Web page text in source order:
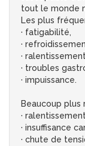
tout le monde
Les plus
· fatigabilité,
·
·
· troubles
· impuissance.
Beaucoup plus
·
· insuffisance
· chute de